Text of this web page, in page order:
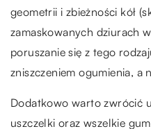
geometrii i zbieżności kół
zamaskowanych dziurach
poruszanie się z tego
zniszczeniem ogumienia, a
Dodatkowo warto zwrócić
uszczelki oraz wszelkie